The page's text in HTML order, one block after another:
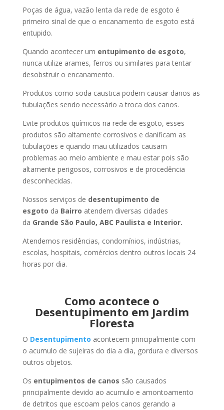
Poças de água, vazão lenta da rede de esgoto é
primeiro sinal de que o encanamento de esgoto está
entupido.
Quando acontecer um entupimento de esgoto,
nunca utilize arames, ferros ou similares para tentar
desobstruir o encanamento.
Produtos como soda caustica podem causar danos as
tubulações sendo necessário a troca dos canos.
Evite produtos químicos na rede de esgoto, esses
produtos são altamente corrosivos e danificam as
tubulações e quando mau utilizados causam
problemas ao meio ambiente e mau estar pois são
altamente perigosos, corrosivos e de procedência
desconhecidas.
Nossos serviços de desentupimento de
esgoto da Bairro atendem diversas cidades
da Grande São Paulo, ABC Paulista e Interior.
Atendemos residências, condomínios, indústrias,
escolas, hospitais, comércios dentro outros locais 24
horas por dia.
Como acontece o
Desentupimento em Jardim
Floresta
O Desentupimento acontecem principalmente com
o acumulo de sujeiras do dia a dia, gordura e diversos
outros objetos.
Os entupimentos de canos são causados
principalmente devido ao acumulo e amontoamento
de detritos que escoam pelos canos gerando a